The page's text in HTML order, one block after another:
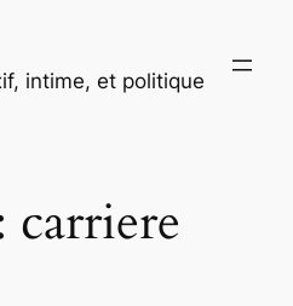
intime, et politique
carriere